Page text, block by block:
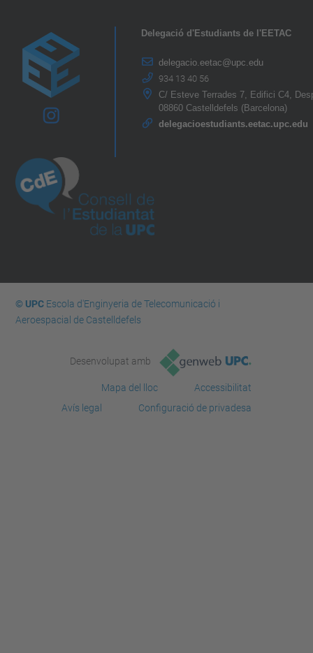
Delegació d'Estudiants de l'EETAC
delegacio.eetac@upc.edu
934 13 40 56
C/ Esteve Terrades 7, Edifici C4,
08860 Castelldefels (Barcelona)
delegacioestudiants.eetac.upc.edu
© UPCEscola d'Enginyeria de Telecomunicació i
Aeroespacial de Castelldefels
Desenvolupat amb
Mapa del lloc
Accessibilitat
Avís legal
Configuració de privadesa